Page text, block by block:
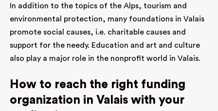
In addition to the topics of the Alps, tourism and
environmental protection, many foundations in Valais
promote social causes, i.e. charitable causes and
support for the needy. Education and art and culture
also play a major role in the nonprofit world in Valais.
How to reach the right funding
organization in Valais with your